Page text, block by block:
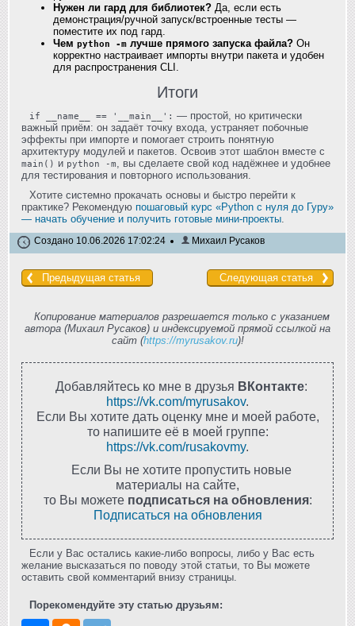
Нужен ли гард для библиотек? Да, если есть
демонстрация/ручной запуск/встроенные тесты —
поместите их под гард.
Чем python -m лучше прямого запуска файла? Он
корректно настраивает импорты внутри пакета и удобен
для распространения CLI.
Итоги
if __name__ == '__main__': — простой, но критически
важный приём: он задаёт точку входа, устраняет побочные
эффекты при импорте и помогает строить понятную
архитектуру модулей и пакетов. Освоив этот шаблон вместе с
main() и python -m
, вы сделаете свой код надёжнее и удобнее
для тестирования и повторного использования.
Хотите системно прокачать основы и быстро перейти к
практике? Рекомендую пошаговый курс «Python с нуля до Гуру»
— начать обучение и получить готовые мини‑проекты
Создано 10.06.2026 17:02:24 Михаил Русаков
Предыдущая статья Следующая статья
Копирование материалов разрешается только с указанием
автора (Михаил Русаков) и индексируемой прямой ссылкой на
сайт (https://myrusakov.ru)!
Добавляйтесь ко мне в друзья ВКонтакте:
https://vk.com/myrusakov.
Если Вы хотите дать оценку мне и моей работе,
то напишите её в моей группе:
https://vk.com/rusakovmy.
Если Вы не хотите пропустить новые
материалы на сайте,
то Вы можете подписаться на обновления:
Подписаться на обновления
Если у Вас остались какие-либо вопросы, либо у Вас есть
желание высказаться по поводу этой статьи, то Вы можете
оставить свой комментарий внизу страницы.
Порекомендуйте эту статью друзьям: